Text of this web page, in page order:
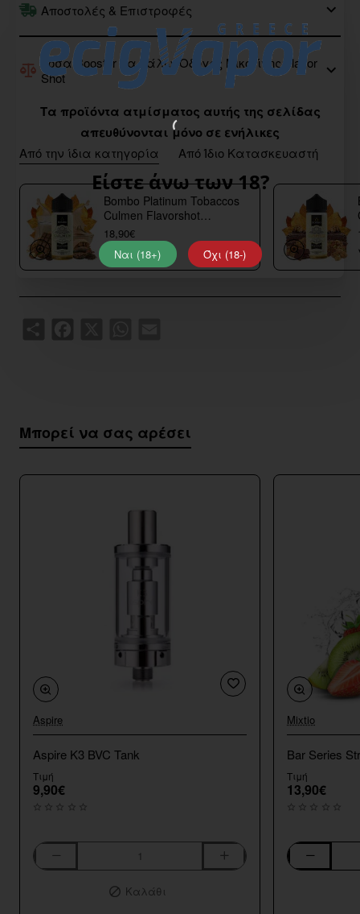
Τα προϊόντα ατμίσματος αυτής της σελίδας
απευθύνονται μόνο σε ενήλικες
Είστε άνω των 18?
Ναι (18+) Όχι (18-)
Αποστολές & Επιστροφές
Πόσα Booster να βάλω; Οδηγός Νικοτίνης Flavor
Shot
Από την ίδια κατηγορία Από Ίδιο Κατασκευαστή
Bombo Platinum Tobaccos
Culmen Flavorshot
40/120ml
18,90€
Μπορεί να σας αρέσει
Aspire
Aspire K3 BVC Tank
Τιμή
9,90€
Aspire
Καλάθι
Mixtio
Bar Series
Τιμή
13,90€
Bar